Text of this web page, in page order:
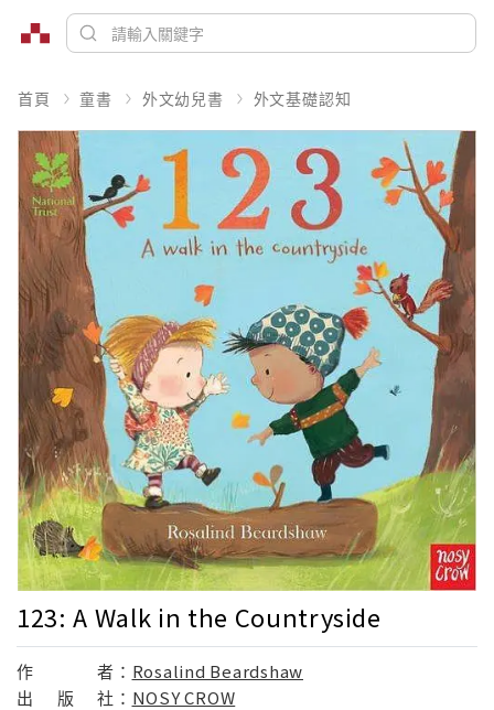
首頁 童書 外文幼兒書 外文基礎認知
123: A Walk in the Countryside
作 者： Rosalind Beardshaw
出
版 社： NOSY CROW